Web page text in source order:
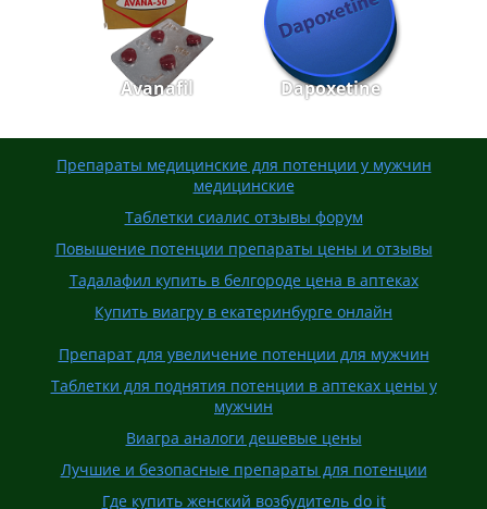
Avanafil Dapoxetine
Препараты медицинские для потенции у мужчин
медицинские
Таблетки сиалис отзывы форум
Повышение потенции препараты цены и отзывы
Тадалафил купить в белгороде цена в аптеках
Купить виагру в екатеринбурге онлайн
Препарат для увеличение потенции для мужчин
Таблетки для поднятия потенции в аптеках цены у
мужчин
Виагра аналоги дешевые цены
Лучшие и безопасные препараты для потенции
Где купить женский возбудитель do it